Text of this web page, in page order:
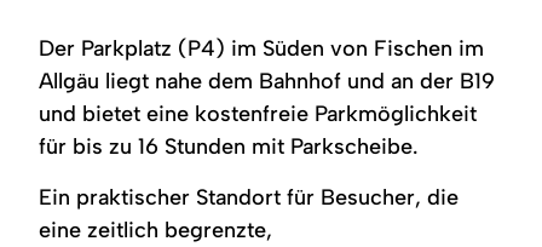
Der Parkplatz (P4) im Süden von Fischen im
Allgäu liegt nahe dem Bahnhof und an der B19
und bietet eine kostenfreie Parkmöglichkeit
für bis zu 16 Stunden mit Parkscheibe.
Ein praktischer Standort für Besucher, die
eine zeitlich begrenzte,